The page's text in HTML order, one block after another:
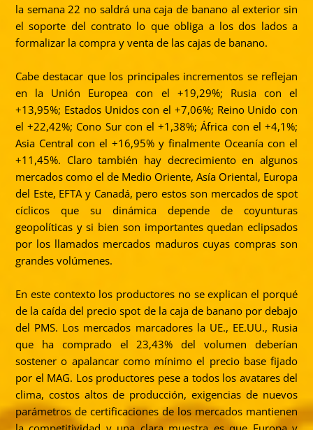
la semana 22 no saldrá una caja de banano al exterior sin
el soporte del contrato lo que obliga a los dos lados a
formalizar la compra y venta de las cajas de banano.
Cabe destacar que los principales incrementos se reflejan
en la Unión Europea con el +19,29%; Rusia con el
+13,95%; Estados Unidos con el +7,06%; Reino Unido con
el +22,42%; Cono Sur con el +1,38%; África con el +4,1%;
Asia Central con el +16,95% y finalmente Oceanía con el
+11,45%. Claro también hay decrecimiento en algunos
mercados como el de Medio Oriente, Asía Oriental, Europa
del Este, EFTA y Canadá, pero estos son mercados de spot
cíclicos que su dinámica depende de coyunturas
geopolíticas y si bien son importantes quedan eclipsados
por los llamados mercados maduros cuyas compras son
grandes volúmenes.
En este contexto los productores no se explican el porqué
de la caída del precio spot de la caja de banano por debajo
del PMS. Los mercados marcadores la UE., EE.UU., Rusia
que ha comprado el 23,43% del volumen deberían
sostener o apalancar como mínimo el precio base fijado
por el MAG. Los productores pese a todos los avatares del
clima, costos altos de producción, exigencias de nuevos
parámetros de certificaciones de los mercados mantienen